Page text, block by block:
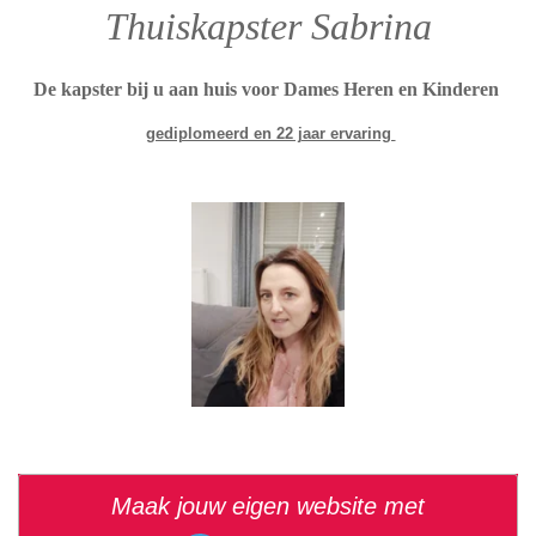
Thuiskapster Sabrina
De kapster bij u aan huis voor Dames Heren en Kinderen
gediplomeerd en 22 jaar ervaring
Maak jouw eigen website met